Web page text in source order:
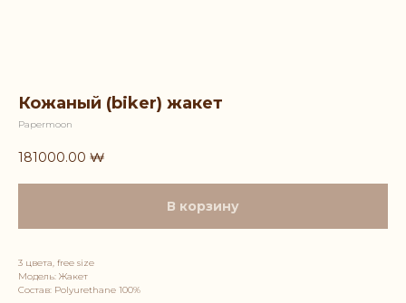
Кожаный (biker) жакет
Papermoon
181000.00 ₩
В корзину
3 цвета, free size
Модель: Жакет
Состав: Polyurethane 100%